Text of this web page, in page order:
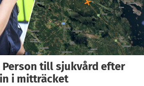
Person till sjukvård efter
i mitträcket